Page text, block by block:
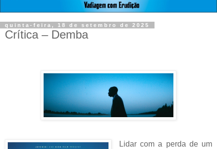
quinta-feira, 18 de setembro de 2025
Crítica – Demba
Lidar com a perda de um